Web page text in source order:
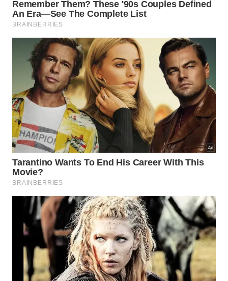
uma carga massiva de nutrientes essenciais,
reduzindo totalmente os problemas severos
apresentados pordiversoscabelosque se mostram
extremamentequebradiços
O sucesso do procedimento se consolida através do
estabelecimento da firmeza e da eliminação dos
danos cotidianos nas fibras. Essa antiga receita se
mostra indispensável para quem busca uma
restauração verdadeira, garantindo um potente
efeito de fortalecimento
eduradouro.